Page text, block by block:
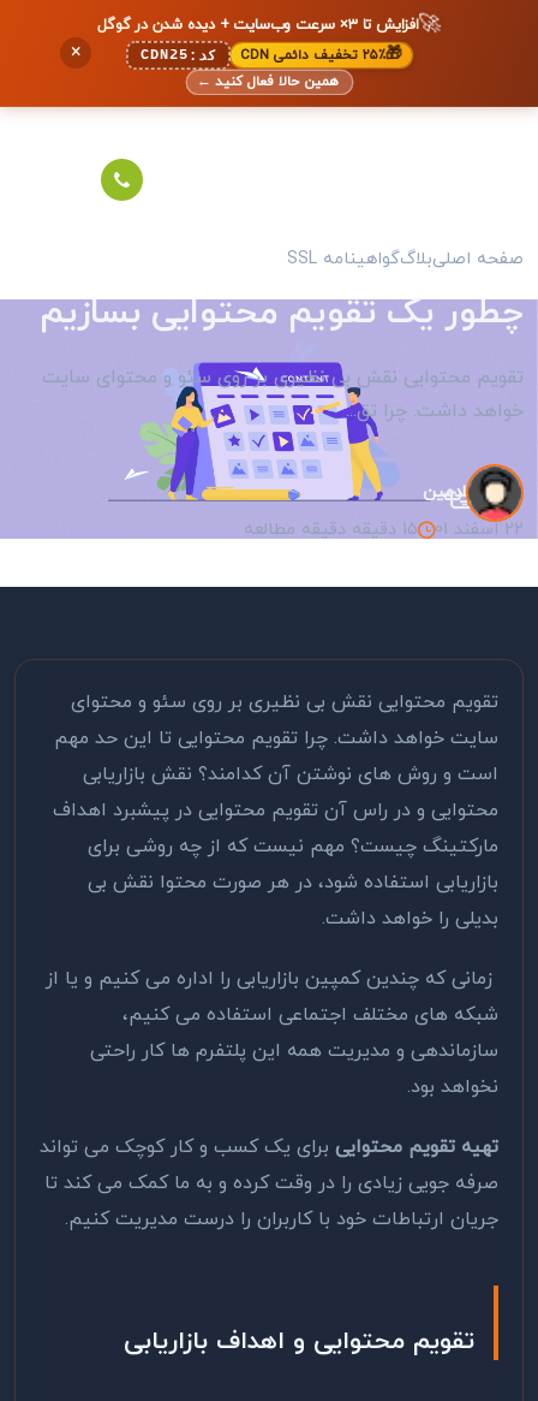
🚀افزایش تا ۳× سرعت وب‌سایت + دیده شدن در گوگل
🎁۲۵٪ تخفیف دائمی CDN کد: CDN25
همین حالا فعال کنید ←
×
صفحه اصلیبلاگگواهینامه SSL
چطور یک تقویم محتوایی بسازیم
تقویم محتوایی نقش بی نظیری بر روی سئو و محتوای سایت
خواهد داشت. چرا تق...
ادمین
22 اسفند 01 15 دقیقه دقیقه مطالعه
تقویم محتوایی نقش بی نظیری بر روی سئو و محتوای
سایت خواهد داشت. چرا تقویم محتوایی تا این حد مهم
است و روش های نوشتن آن کدامند؟ نقش بازاریابی
محتوایی و در راس آن تقویم محتوایی در پیشبرد اهداف
مارکتینگ چیست؟ مهم نیست که از چه روشی برای
بازاریابی استفاده شود، در هر صورت محتوا نقش بی
بدیلی را خواهد داشت.
زمانی که چندین کمپین بازاریابی را اداره می کنیم و یا از
شبکه های مختلف اجتماعی استفاده می کنیم،
سازماندهی و مدیریت همه این پلتفرم ها کار راحتی
نخواهد بود.
تهیه تقویم محتوایی برای یک کسب و کار کوچک می تواند
صرفه جویی زیادی را در وقت کرده و به ما کمک می کند تا
جریان ارتباطات خود با کاربران را درست مدیریت کنیم.
تقویم محتوایی و اهداف بازاریابی